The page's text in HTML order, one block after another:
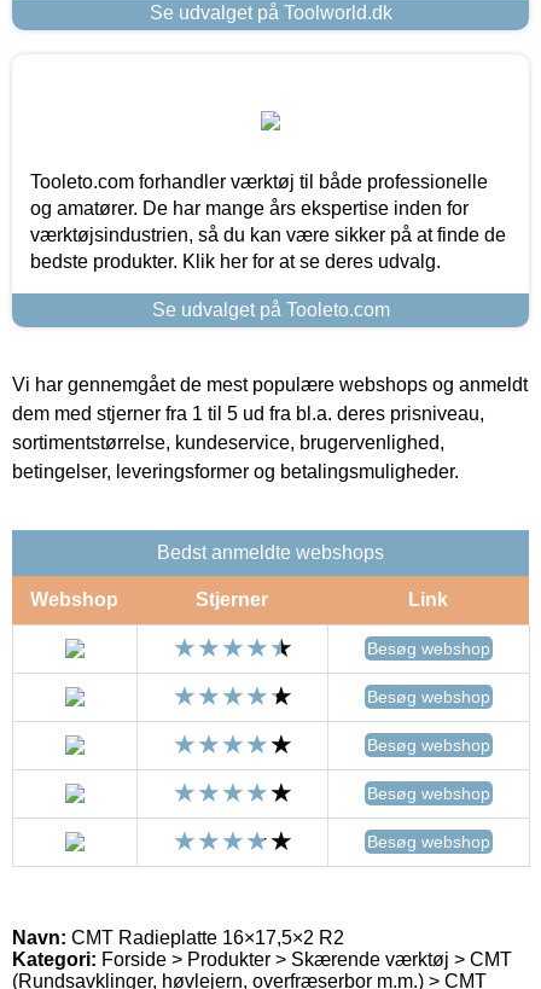
Se udvalget på Toolworld.dk
Tooleto.com forhandler værktøj til både professionelle
og amatører. De har mange års ekspertise inden for
værktøjsindustrien, så du kan være sikker på at finde de
bedste produkter. Klik her for at se deres udvalg.
Se udvalget på Tooleto.com
Vi har gennemgået de mest populære webshops og anmeldt
dem med stjerner fra 1 til 5 ud fra bl.a. deres prisniveau,
sortimentstørrelse, kundeservice, brugervenlighed,
betingelser, leveringsformer og betalingsmuligheder.
Bedst anmeldte webshops
Webshop Stjerner Link
Besøg webshop
Besøg webshop
Besøg webshop
Besøg webshop
Besøg webshop
Navn: CMT Radieplatte 16×17,5×2 R2
Kategori: Forside > Produkter > Skærende værktøj > CMT
(Rundsavklinger, høvlejern, overfræserbor m.m.) > CMT